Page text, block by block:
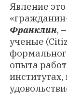
Явление
Франклин,
ученые
опыта